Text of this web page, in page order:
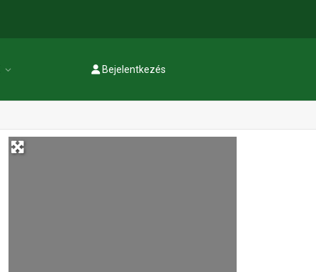
Bejelentkezés
Regisztráció